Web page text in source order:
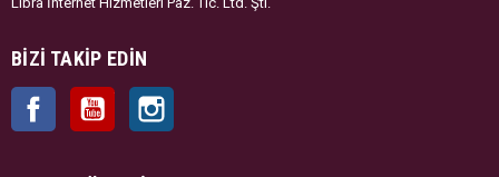
BIZI TAKIP EDIN
Facebook YouTube